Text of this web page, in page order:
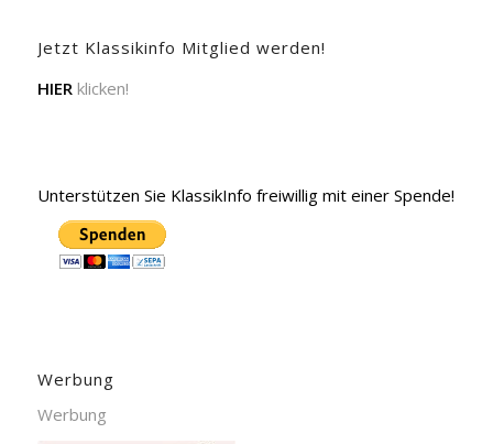
Jetzt Klassikinfo Mitglied werden!
HIER klicken!
Unterstützen Sie KlassikInfo freiwillig mit einer Spende!
Werbung
Werbung